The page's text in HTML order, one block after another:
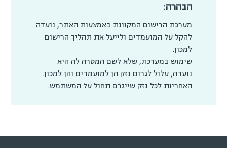
הבהרה:
מערכת הרישום המקוונת באמצעות האתר, נועדה
להקל על המועמדים ולייעל את תהליך הרישום
למכון.
שימוש במערכת, שלא לשם המטרה לה היא
נועדה, עלול לגרום נזק הן למועמדים והן למכון.
האחריות לכל נזק שייגרם תחול על המשתמש.